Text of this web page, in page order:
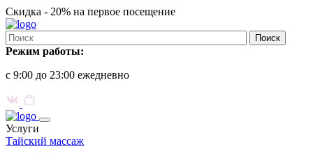
Скидка - 20% на первое посещение
Режим работы:
с 9:00 до 23:00 ежедневно
Услуги
Тайский массаж